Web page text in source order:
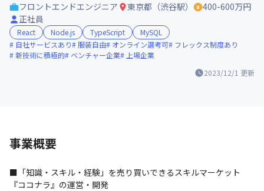
2023/12/1 更新
フロントエンドエンジニア 東京都（渋谷駅）
400-600万円
正社員
React Node.js TypeScript
MySQL
自社サービスあり
服装自由 オンライン選考可
フレックス制度あり
新技術に積極的
ベンチャー企業 上場企業
事業概要
■「知識・スキル・経験」を売り買いできるスキルマーケット
『ココナラ』の運営・開発